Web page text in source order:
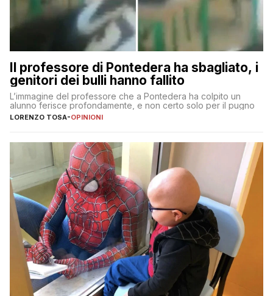
Il professore di Pontedera ha sbagliato, i
genitori dei bulli hanno fallito
L’immagine del professore che a Pontedera ha colpito un
alunno ferisce profondamente, e non certo solo per il pugno
LORENZO TOSA-OPINIONI